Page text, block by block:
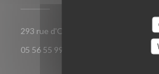
293 rue d'Ornano 33000 bordeaux
05 56 55 99 37